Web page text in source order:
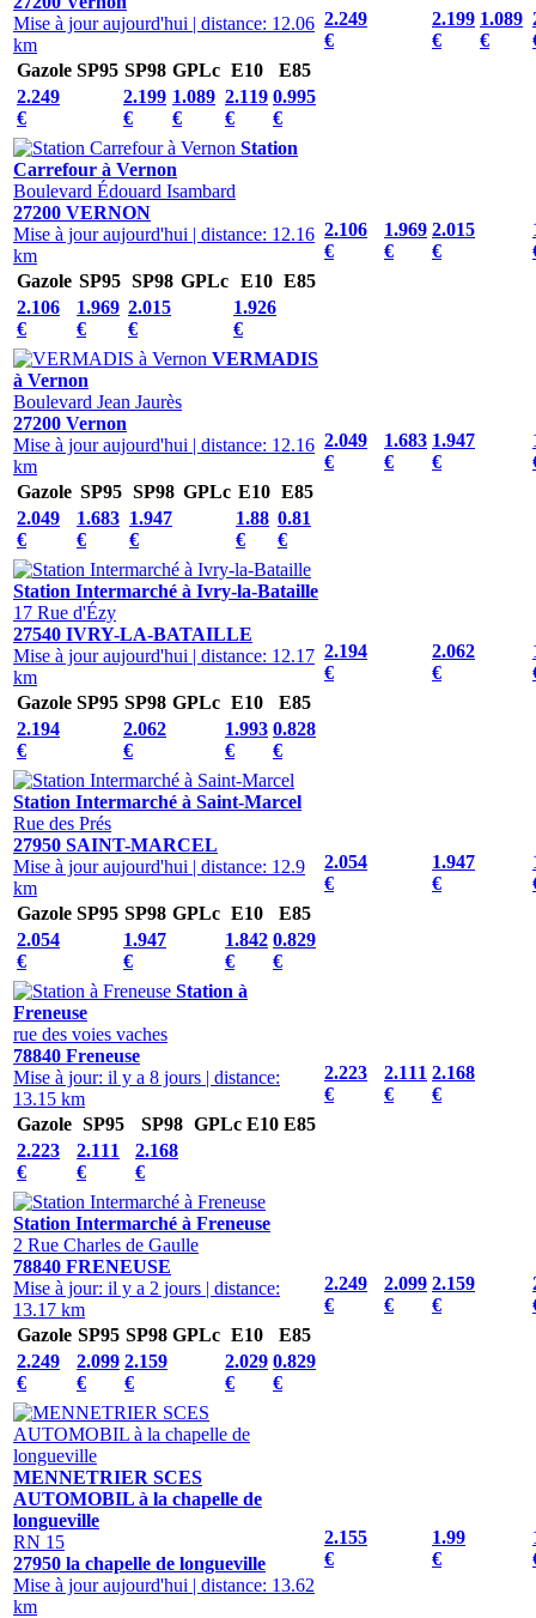
Mise à jour aujourd'hui | distance: 12.06
km
Gazole SP95 SP98 GPLc E10
E85
2.249
€
2.199
€
1.089
€
2.119
€
0.995
€
2.249
€
2.199
€
1.089
€
Station
Carrefour à Vernon
Boulevard Édouard Isambard
27200 VERNON
Mise à jour aujourd'hui | distance: 12.16
km
Gazole SP95 SP98 GPLc E10 E85
2.106
€
1.969
€
2.015
€
1.926
€
2.106
€
1.969
€
2.015
€
VERMADIS
à Vernon
Boulevard Jean Jaurès
27200 Vernon
Mise à jour aujourd'hui | distance: 12.16
km
Gazole SP95 SP98 GPLc E10 E85
2.049
€
1.683
€
1.947
€
1.88
€
0.81
€
2.049
€
1.683
€
1.947
€
Station Intermarché à Ivry-la-Bataille
17 Rue d'Ézy
27540 IVRY-LA-BATAILLE
Mise à jour aujourd'hui | distance: 12.17
km
Gazole SP95 SP98 GPLc E10
E85
2.194
€
2.062
€
1.993
€
0.828
€
2.194
€
2.062
€
Station Intermarché à Saint-Marcel
Rue des Prés
27950 SAINT-MARCEL
Mise à jour aujourd'hui | distance: 12.9
km
Gazole SP95 SP98 GPLc E10
E85
2.054
€
1.947
€
1.842
€
0.829
€
2.054
€
1.947
€
Station à
Freneuse
rue des voies vaches
78840 Freneuse
Mise à jour: il y a 8 jours | distance:
13.15 km
Gazole SP95 SP98 GPLc E10 E85
2.223
€
2.111
€
2.168
€
2.223
€
2.111
€
2.168
€
Station Intermarché à Freneuse
2 Rue Charles de Gaulle
78840 FRENEUSE
Mise à jour: il y a 2 jours | distance:
13.17 km
Gazole SP95 SP98 GPLc E10
E85
2.249
€
2.099
€
2.159
€
2.029
€
0.829
€
2.249
€
2.099
€
2.159
€
MENNETRIER SCES
AUTOMOBIL à la chapelle de
longueville
RN 15
27950 la chapelle de longueville
Mise à jour aujourd'hui | distance: 13.62
km
2.155
€
1.99
€